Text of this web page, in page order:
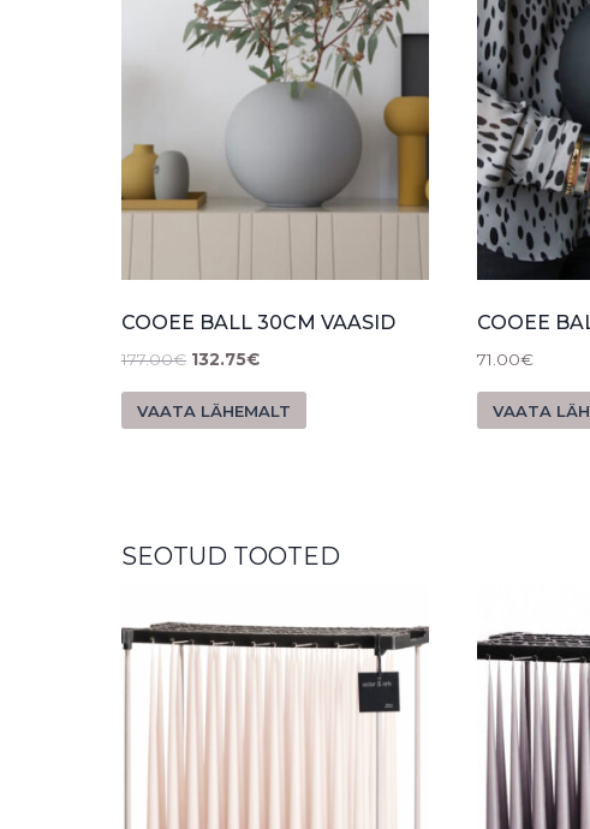
COOEE BALL 30CM VAASID
177.00€ 132.75€
VAATA LÄHEMALT
COOEE
71.00€
VAATA
SEOTUD TOOTED